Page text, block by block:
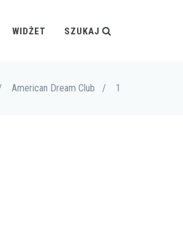
WIDŻET SZUKAJ
American Dream Club / 1